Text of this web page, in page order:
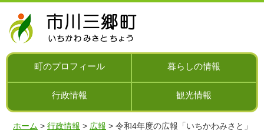
シ
ン
飛
町のプロフィール 暮らしの情報
行政情報 観光情報
ホーム > 行政情報 > 広報 > 令和4年度の広報「いちかわみさと」